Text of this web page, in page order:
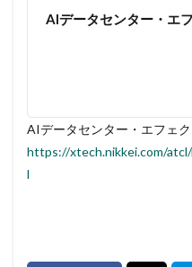
AIデータセンター・エ
AIデータセンター・エフェク
https://xtech.nikkei.com/
l